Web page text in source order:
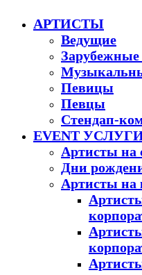
АРТИСТЫ
Ведущие
Певицы
Певцы
Стендап-
EVENT
Артисты на
Дни
Артисты на